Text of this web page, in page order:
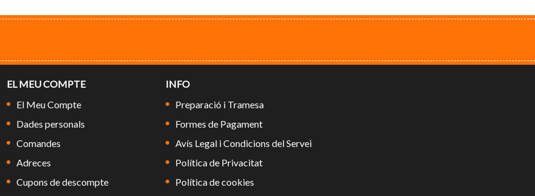
EL MEU COMPTE
El Meu Compte
Dades personals
Comandes
Adreces
Cupons de descompte
INFO
Preparació i Tramesa
Formes de Pagament
Avís Legal i Condicions del Servei
Política de Privacitat
Política de cookies